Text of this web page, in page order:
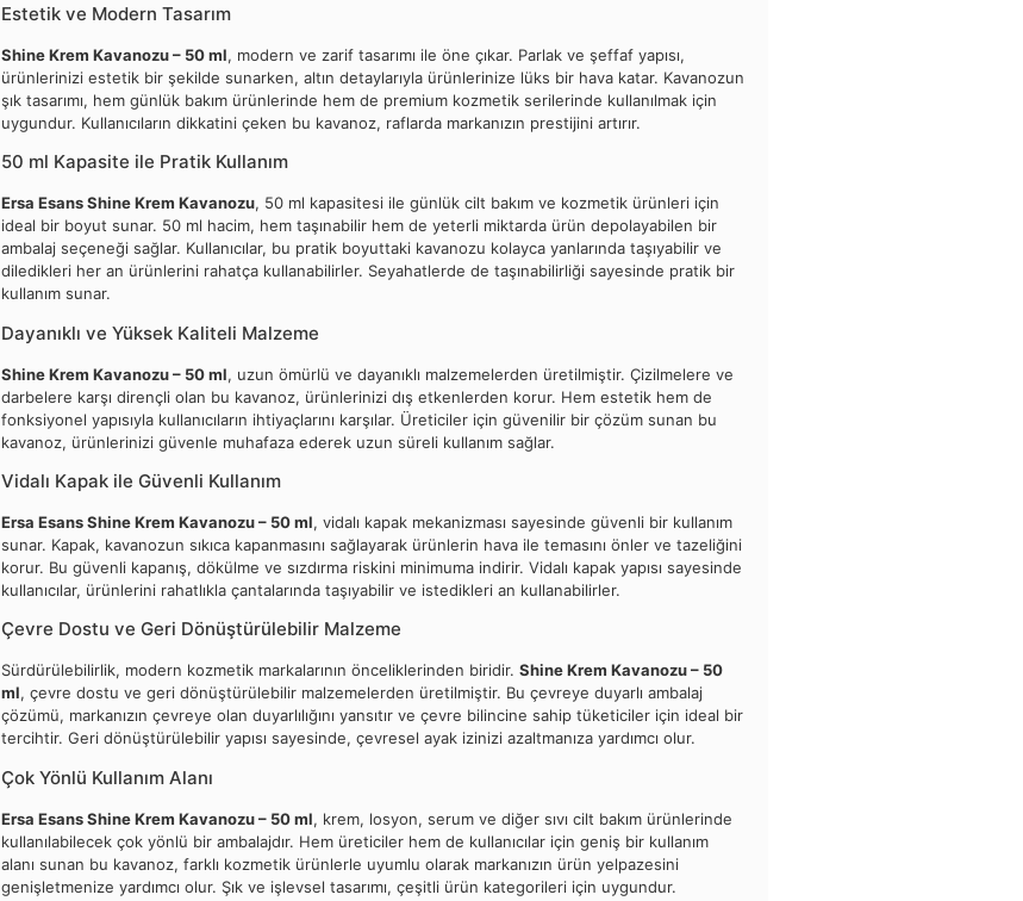
Estetik ve Modern Tasarım
Shine Krem Kavanozu – 50 ml, modern ve zarif tasarımı ile öne çıkar. Parlak ve şeffaf yapısı,
ürünlerinizi estetik bir şekilde sunarken, altın detaylarıyla ürünlerinize lüks bir hava katar. Kavanozun
şık tasarımı, hem günlük bakım ürünlerinde hem de premium kozmetik serilerinde kullanılmak için
uygundur. Kullanıcıların dikkatini çeken bu kavanoz, raflarda markanızın prestijini artırır.
50 ml Kapasite ile Pratik Kullanım
Ersa Esans Shine Krem Kavanozu, 50 ml kapasitesi ile günlük cilt bakım ve kozmetik ürünleri için
ideal bir boyut sunar. 50 ml hacim, hem taşınabilir hem de yeterli miktarda ürün depolayabilen bir
ambalaj seçeneği sağlar. Kullanıcılar, bu pratik boyuttaki kavanozu kolayca yanlarında taşıyabilir ve
diledikleri her an ürünlerini rahatça kullanabilirler. Seyahatlerde de taşınabilirliği sayesinde pratik bir
kullanım sunar.
Dayanıklı ve Yüksek Kaliteli Malzeme
Shine Krem Kavanozu – 50 ml, uzun ömürlü ve dayanıklı malzemelerden üretilmiştir. Çizilmelere ve
darbelere karşı dirençli olan bu kavanoz, ürünlerinizi dış etkenlerden korur. Hem estetik hem de
fonksiyonel yapısıyla kullanıcıların ihtiyaçlarını karşılar. Üreticiler için güvenilir bir çözüm sunan bu
kavanoz, ürünlerinizi güvenle muhafaza ederek uzun süreli kullanım sağlar.
Vidalı Kapak ile Güvenli Kullanım
Ersa Esans Shine Krem Kavanozu – 50 ml, vidalı kapak mekanizması sayesinde güvenli bir kullanım
sunar. Kapak, kavanozun sıkıca kapanmasını sağlayarak ürünlerin hava ile temasını önler ve tazeliğini
korur. Bu güvenli kapanış, dökülme ve sızdırma riskini minimuma indirir. Vidalı kapak yapısı sayesinde
kullanıcılar, ürünlerini rahatlıkla çantalarında taşıyabilir ve istedikleri an kullanabilirler.
Çevre Dostu ve Geri Dönüştürülebilir Malzeme
Sürdürülebilirlik, modern kozmetik markalarının önceliklerinden biridir. Shine Krem Kavanozu – 50
ml, çevre dostu ve geri dönüştürülebilir malzemelerden üretilmiştir. Bu çevreye duyarlı ambalaj
çözümü, markanızın çevreye olan duyarlılığını yansıtır ve çevre bilincine sahip tüketiciler için ideal bir
tercihtir. Geri dönüştürülebilir yapısı sayesinde, çevresel ayak izinizi azaltmanıza yardımcı olur.
Çok Yönlü Kullanım Alanı
Ersa Esans Shine Krem Kavanozu – 50 ml, krem, losyon, serum ve diğer sıvı cilt bakım ürünlerinde
kullanılabilecek çok yönlü bir ambalajdır. Hem üreticiler hem de kullanıcılar için geniş bir kullanım
alanı sunan bu kavanoz, farklı kozmetik ürünlerle uyumlu olarak markanızın ürün yelpazesini
genişletmenize yardımcı olur. Şık ve işlevsel tasarımı, çeşitli ürün kategorileri için uygundur.